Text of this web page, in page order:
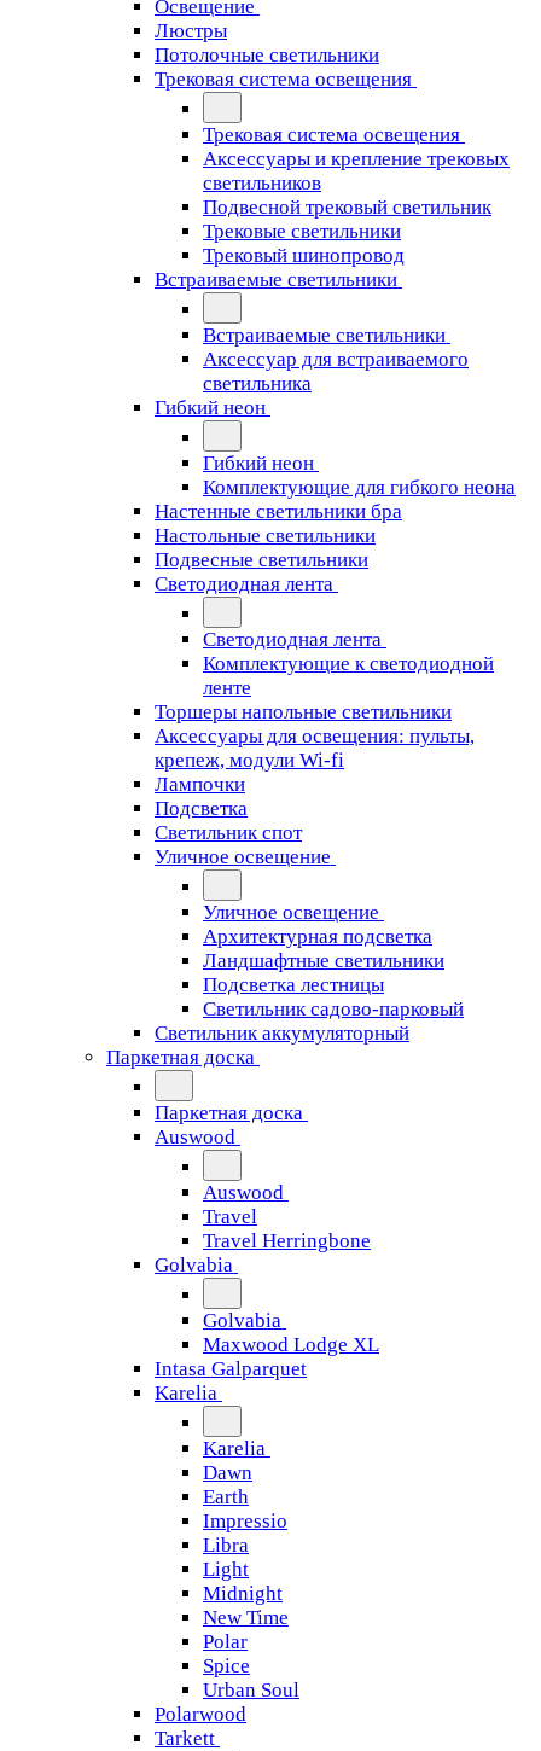
Освещение
Люстры
Потолочные светильники
Трековая система освещения
Трековая система освещения
Аксессуары и крепление трековых
светильников
Подвесной трековый светильник
Трековые светильники
Трековый шинопровод
Встраиваемые светильники
Встраиваемые светильники
Аксессуар для встраиваемого
светильника
Гибкий неон
Гибкий неон
Комплектующие для гибкого неона
Настенные светильники бра
Настольные светильники
Подвесные светильники
Светодиодная лента
Светодиодная лента
Комплектующие к светодиодной
ленте
Торшеры напольные светильники
Аксессуары для освещения: пульты,
крепеж, модули Wi-fi
Лампочки
Подсветка
Светильник спот
Уличное освещение
Уличное освещение
Архитектурная подсветка
Ландшафтные светильники
Подсветка лестницы
Светильник садово-парковый
Светильник аккумуляторный
Паркетная доска
Паркетная доска
Auswood
Auswood
Travel
Travel Herringbone
Golvabia
Golvabia
Maxwood Lodge XL
Intasa Galparquet
Karelia
Karelia
Dawn
Earth
Impressio
Libra
Light
Midnight
New Time
Polar
Spice
Urban Soul
Polarwood
Tarkett